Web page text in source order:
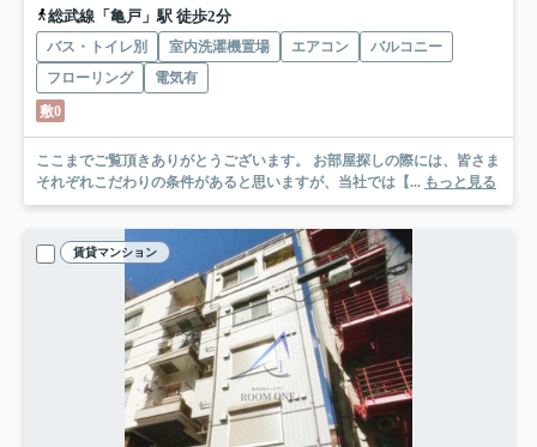
総武線「亀戸」駅 徒歩2分
バス・トイレ別 室内洗濯機置場 エアコン
バルコニー
フローリング
電気有
敷0
ここまでご覧頂きありがとうございます。 お部屋探しの際には、皆さま
それぞれこだわりの条件があると思いますが、当社では【... もっと見る
賃貸マンション